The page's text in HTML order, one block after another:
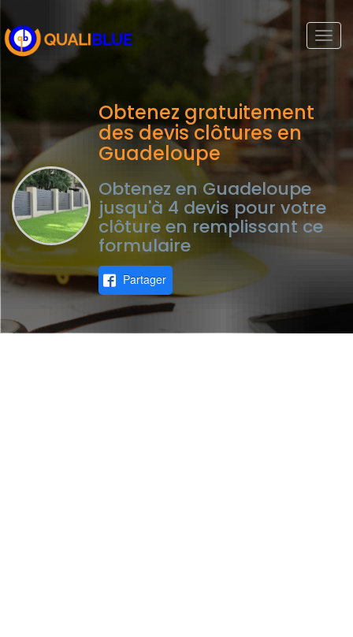
Obtenez gratuitement
des devis clôtures en
Guadeloupe
Obtenez en Guadeloupe
jusqu'à 4 devis pour votre
clôture en remplissant ce
formulaire
Partager